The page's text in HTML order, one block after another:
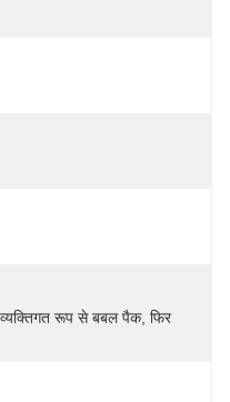
रूप से बबल पैक, फिर